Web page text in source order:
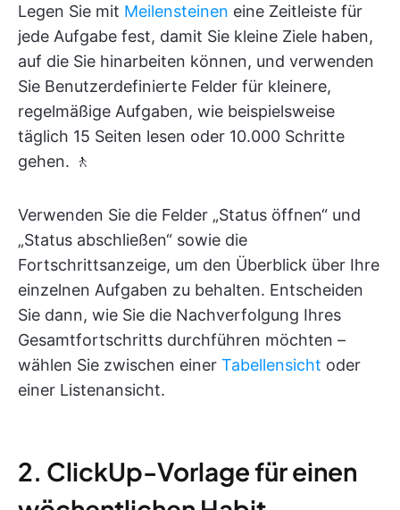
Legen Sie mit Meilensteinen eine Zeitleiste für
jede Aufgabe fest, damit Sie kleine Ziele haben,
auf die Sie hinarbeiten können, und verwenden
Sie Benutzerdefinierte Felder für kleinere,
regelmäßige Aufgaben, wie beispielsweise
täglich 15 Seiten lesen oder 10.000 Schritte
gehen. 🚶
Verwenden Sie die Felder „Status öffnen“ und
„Status abschließen“ sowie die
Fortschrittsanzeige, um den Überblick über Ihre
einzelnen Aufgaben zu behalten. Entscheiden
Sie dann, wie Sie die Nachverfolgung Ihres
Gesamtfortschritts durchführen möchten –
wählen Sie zwischen einer Tabellensicht oder
einer Listenansicht.
2. ClickUp-Vorlage für einen